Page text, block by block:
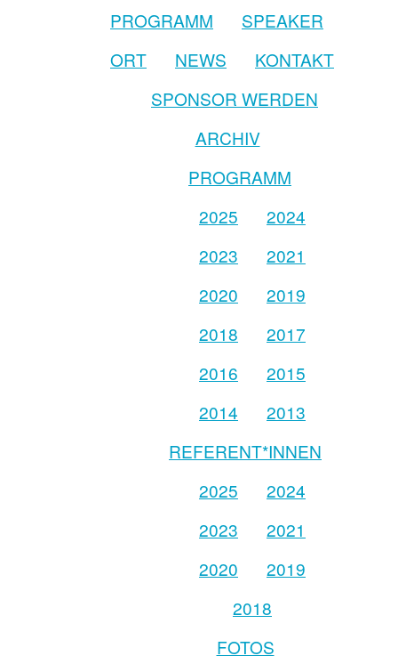
PROGRAMM
SPEAKER
ORT
NEWS
KONTAKT
SPONSOR WERDEN
ARCHIV
PROGRAMM
2025
2024
2023
2021
2020
2019
2018
2017
2016
2015
2014
2013
REFERENT*INNEN
2025
2024
2023
2021
2020
2019
2018
FOTOS